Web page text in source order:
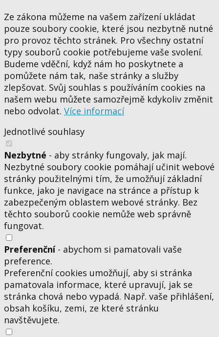
Ze zákona můžeme na vašem zařízení ukládat
pouze soubory cookie, které jsou nezbytně nutné
pro provoz těchto stránek. Pro všechny ostatní
typy souborů cookie potřebujeme vaše svolení.
Budeme vděční, když nám ho poskytnete a
pomůžete nám tak, naše stránky a služby
zlepšovat. Svůj souhlas s používáním cookies na
našem webu můžete samozřejmě kdykoliv změnit
nebo odvolat. Více informací
Jednotlivé souhlasy
Nezbytné - aby stránky fungovaly, jak mají.
Nezbytné soubory cookie pomáhají učinit webové
stránky použitelnými tím, že umožňují základní
funkce, jako je navigace na stránce a přístup k
zabezpečeným oblastem webové stránky. Bez
těchto souborů cookie nemůže web správně
fungovat.
Preferenční- abychom si pamatovali vaše
preference.
Preferenční cookies umožňují, aby si stránka
pamatovala informace, které upravují, jak se
stránka chová nebo vypadá. Např. vaše přihlášení,
obsah košíku, zemi, ze které stránku
navštěvujete.